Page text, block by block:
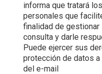
informa que tratará
personales que
finalidad de gestionar
consulta y darle
Puede ejercer sus
protección de datos a
del e-mail